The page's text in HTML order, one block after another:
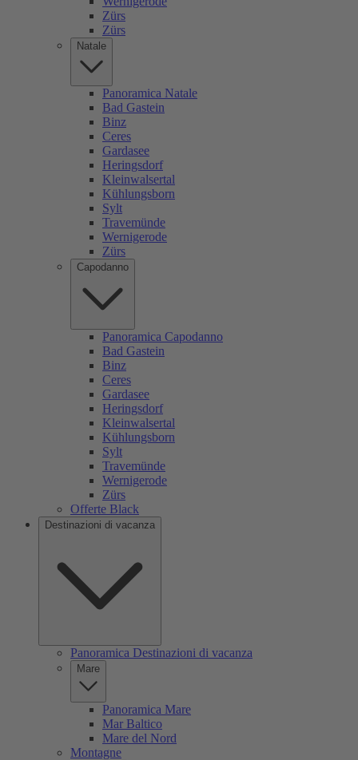
Zürs
Zürs
Natale
Panoramica Natale
Bad Gastein
Binz
Ceres
Gardasee
Heringsdorf
Kleinwalsertal
Kühlungsborn
Sylt
Travemünde
Wernigerode
Zürs
Capodanno
Panoramica Capodanno
Bad Gastein
Binz
Ceres
Gardasee
Heringsdorf
Kleinwalsertal
Kühlungsborn
Sylt
Travemünde
Wernigerode
Zürs
Offerte Black
Destinazioni di vacanza
Panoramica Destinazioni di vacanza
Mare
Panoramica Mare
Mar Baltico
Mare del Nord
Montagne